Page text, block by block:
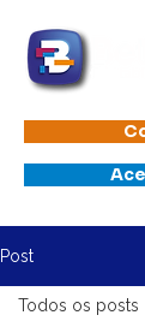
Post
Todos os posts